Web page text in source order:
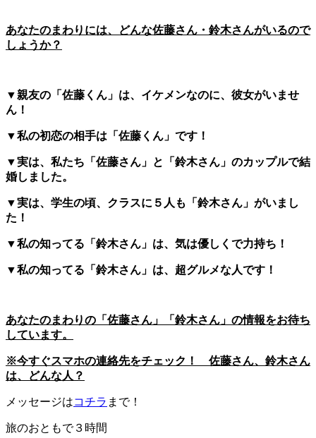
あなたのまわりには、どんな佐藤さん・鈴木さんがいるので
しょうか？
▼親友の「佐藤くん」は、イケメンなのに、彼女がいませ
ん！
▼私の初恋の相手は「佐藤くん」です！
▼実は、私たち「佐藤さん」と「鈴木さん」のカップルで結
婚しました。
▼実は、学生の頃、クラスに５人も「鈴木さん」がいまし
た！
▼私の知ってる「鈴木さん」は、気は優しくで力持ち！
▼私の知ってる「鈴木さん」は、超グルメな人です！
あなたのまわりの「佐藤さん」「鈴木さん」の情報をお待ち
しています。
※今すぐスマホの連絡先をチェック！ 佐藤さん、鈴木さん
は、どんな人？
メッセージはコチラ まで！
旅のおともで３時間